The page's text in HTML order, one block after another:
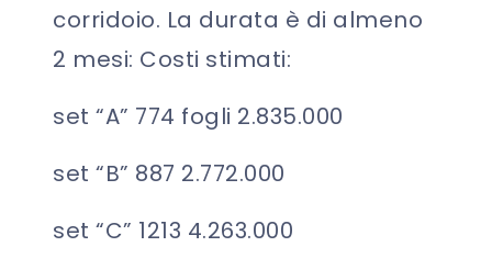
corridoio. La durata è di almeno
2 mesi: Costi stimati:
set “A” 774 fogli 2.835.000
set “B” 887 2.772.000
set “C” 1213 4.263.000